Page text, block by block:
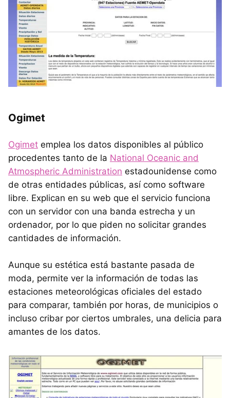
Ogimet
Ogimet emplea los datos disponibles al público
procedentes tanto de la National Oceanic and
Atmospheric Administration estadounidense como
de otras entidades públicas, así como software
libre. Explican en su web que el servicio funciona
con un servidor con una banda estrecha y un
ordenador, por lo que piden no solicitar grandes
cantidades de información.
Aunque su estética está bastante pasada de
moda, permite ver la información de todas las
estaciones meteorológicas oficiales del estado
para comparar, también por horas, de municipios o
incluso cribar por ciertos umbrales, una delicia para
amantes de los datos.